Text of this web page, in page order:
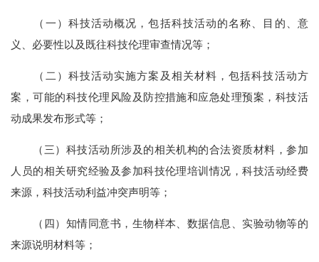
（一）科技活动概况，包括科技活动的名称、目的、意
义、必要性以及既往科技伦理审查情况等；
（二）科技活动实施方案及相关材料，包括科技活动方
案，可能的科技伦理风险及防控措施和应急处理预案，科技活
动成果发布形式等；
（三）科技活动所涉及的相关机构的合法资质材料，参加
人员的相关研究经验及参加科技伦理培训情况，科技活动经费
来源，科技活动利益冲突声明等；
（四）知情同意书，生物样本、数据信息、实验动物等的
来源说明材料等；